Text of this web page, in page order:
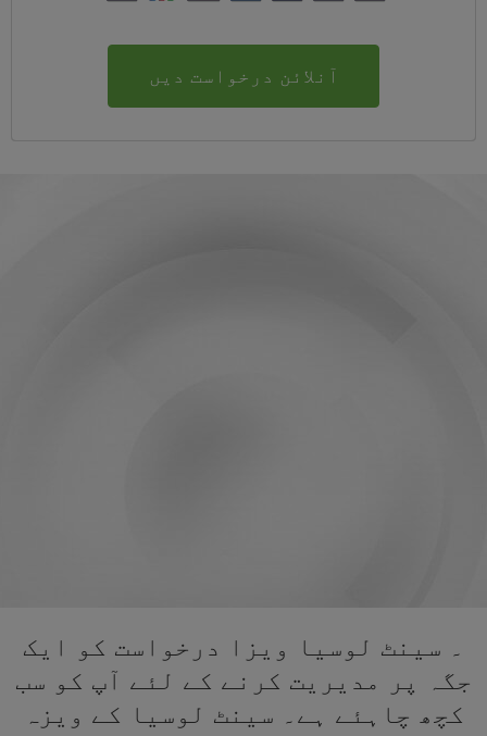
آنلائن درخواست دیں
۔ سینٹ لوسیا ویزا درخواست کو ایک
جگہ پر مدیریت کرنے کے لئے آپ کو سب
کچھ چاہئے ہے۔ سینٹ لوسیا کے ویزہ